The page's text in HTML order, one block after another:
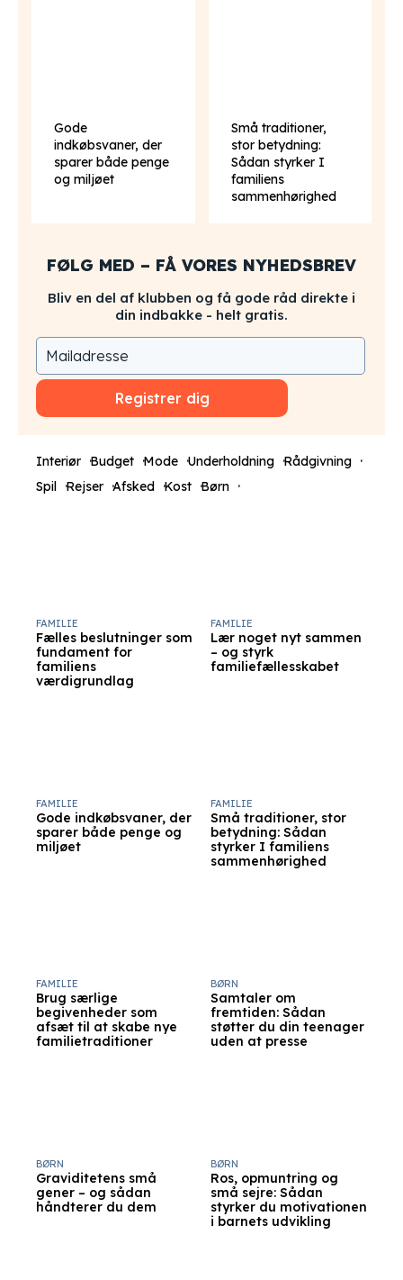
Gode
indkøbsvaner, der
sparer både penge
og miljøet
Små traditioner,
stor betydning:
Sådan styrker I
familiens
sammenhørighed
FØLG MED – FÅ VORES NYHEDSBREV
Bliv en del af klubben og få gode råd direkte i
din indbakke - helt gratis.
Registrer dig
Interiør Budget Mode Underholdning Rådgivning
Spil Rejser Afsked Kost Børn
Fælles beslutninger som
fundament for
familiens
værdigrundlag
FAMILIE
Lær noget nyt sammen
– og styrk
familiefællesskabet
FAMILIE
Gode indkøbsvaner, der
sparer både penge og
miljøet
FAMILIE
Små traditioner, stor
betydning: Sådan
styrker I familiens
sammenhørighed
FAMILIE
Brug særlige
begivenheder som
afsæt til at skabe nye
familietraditioner
FAMILIE
Samtaler om
fremtiden: Sådan
støtter du din teenager
uden at presse
BØRN
Graviditetens små
gener – og sådan
håndterer du dem
BØRN
Ros, opmuntring og
små sejre: Sådan
styrker du motivationen
i barnets udvikling
BØRN